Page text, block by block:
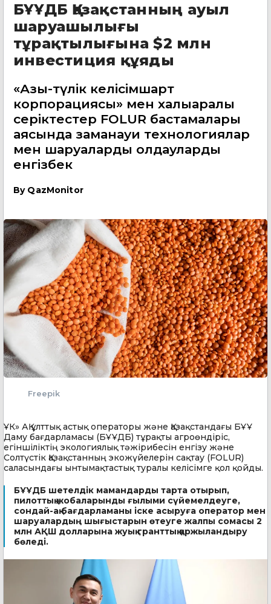
БҰҰДБ Қазақстанның ауыл
шаруашылығы
тұрақтылығына $2 млн
инвестиция құяды
«Азық-түлік келісімшарт
корпорациясы» мен халықаралық
серіктестер FOLUR бастамалары
аясында заманауи технологиялар
мен шаруаларды қолдауларды
енгізбек
By QazMonitor
Freepik
ҰК» АҚ ұлттық астық операторы және Қазақстандағы БҰҰ
Даму бағдарламасы (БҰҰДБ) тұрақты агроөндіріс,
егіншіліктің экологиялық тәжірибесін енгізу және
Солтүстік Қазақстанның экожүйелерін сақтау (FOLUR)
саласындағы ынтымақтастық туралы келісімге қол қойды.
БҰҰДБ шетелдік мамандарды тарта отырып,
пилоттық жобаларынды ғылыми сүйемелдеуге,
сондай-ақ бағдарламаны іске асыруға оператор мен
шаруалардың шығыстарын өтеуге жалпы сомасы 2
млн АҚШ долларына жуық гранттық қаржыландыру
бөледі.